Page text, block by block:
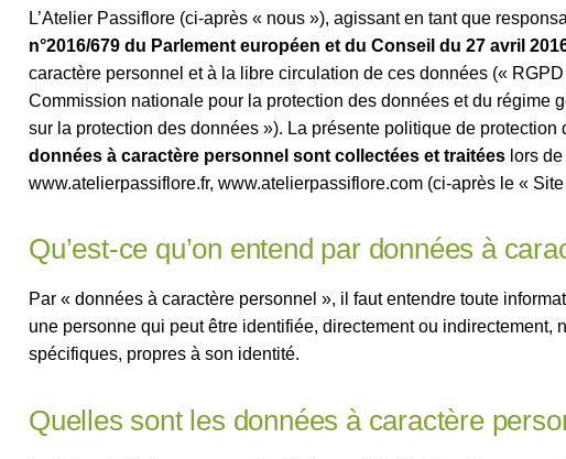
L’Atelier Passiflore (ci-après « nous »), agissant en tant que
n°2016/679 du Parlement européen et du Conseil du 27 avril
caractère personnel et à la libre circulation de ces données («
Commission nationale pour la protection des données et du régime
sur la protection des données »). La présente politique de protection
données à caractère personnel sont collectées et traitées lors
www.atelierpassiflore.fr, www.atelierpassiflore.com (ci-après le « Site
Qu’est-ce qu’on entend par données à
Par « données à caractère personnel », il faut entendre toute
une personne qui peut être identifiée, directement ou
spécifiques, propres à son identité.
Quelles sont les données à caractère